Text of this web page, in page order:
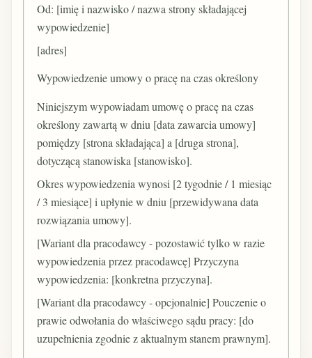
Od: [imię i nazwisko / nazwa strony składającej
wypowiedzenie]
[adres]
Wypowiedzenie umowy o pracę na czas określony
Niniejszym wypowiadam umowę o pracę na czas
określony zawartą w dniu [data zawarcia umowy]
pomiędzy [strona składająca] a [druga strona],
dotyczącą stanowiska [stanowisko].
Okres wypowiedzenia wynosi [2 tygodnie / 1 miesiąc
/ 3 miesiące] i upłynie w dniu [przewidywana data
rozwiązania umowy].
[Wariant dla pracodawcy - pozostawić tylko w razie
wypowiedzenia przez pracodawcę] Przyczyna
wypowiedzenia: [konkretna przyczyna].
[Wariant dla pracodawcy - opcjonalnie] Pouczenie o
prawie odwołania do właściwego sądu pracy: [do
uzupełnienia zgodnie z aktualnym stanem prawnym].